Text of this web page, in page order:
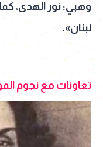
وهبي: نور الهدى،
لبنان».
تعاونات مع نجوم